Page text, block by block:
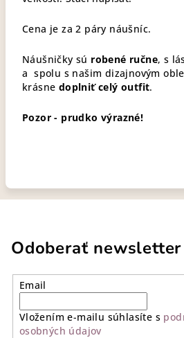
Cena je za 2 páry náušníc.
Náušničky sú robené ručne, s
a spolu s našim dizajnovým
krásne doplniť celý outfit.
Pozor - prudko výrazné!
Odoberať newsletter
Email
Vložením e-mailu súhlasíte s
osobných údajov